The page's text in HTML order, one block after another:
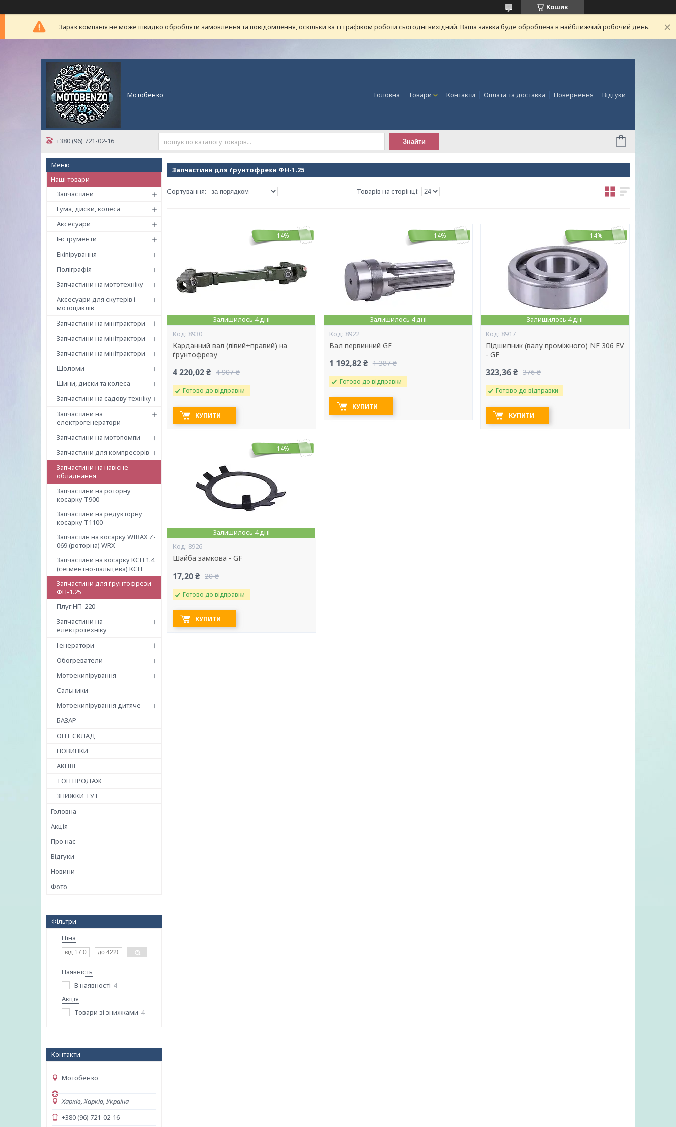
Кошик
Зараз компанія не може швидко обробляти замовлення та повідомлення, оскільки за її графіком роботи сьогодні вихідний. Ваша заявка буде оброблена в найближчий робочий день.
Мотобензо Головна Товари Контакти Оплата та доставка Повернення Відгуки
+380 (96) 721-02-16 Знайти
Наші товари
Запчастини
Гума, диски, колеса
Аксесуари
Інструменти
Екіпірування
Поліграфія
Запчастини на мототехніку
Аксесуари для скутерів і
мотоциклів
Запчастини на мінітрактори
Запчастини на мінітрактори
Запчастини на мінітрактори
Шоломи
Шини, диски та колеса
Запчастини на садову техніку
Запчастини на
електрогенератори
Запчастини на мотопомпи
Запчастини для компресорів
Запчастини на навісне
обладнання
Запчастини на роторну
косарку Т900
Запчастини на редукторну
косарку Т1100
Запчастин на косарку WIRAX Z-
069 (роторна) WRX
Запчастини на косарку КСН 1.4
(сегментно-пальцева) КСН
Запчастини для ґрунтофрези
ФН-1.25
Плуг НП-220
Запчастини на
електротехніку
Генератори
Обогреватели
Мотоекипірування
Сальники
Мотоекипірування дитяче
БАЗАР
ОПТ СКЛАД
НОВИНКИ
АКЦІЯ
ТОП ПРОДАЖ
ЗНИЖКИ ТУТ
Головна
Акція
Про нас
Відгуки
Новини
Фото
Фільтри
Ціна
Наявність
В наявності 4
Акція
Товари зі знижками 4
Контакти
Мотобензо
Харків, Харків, Україна
+380 (96) 721-02-16
Запчастини для ґрунтофрези ФН-1.25
–14%
Залишилось 4 дні
8930
Карданний вал (лівий+правий) на
ґрунтофрезу
4 220,02 ₴ 4 907 ₴
Готово до відправки
КУПИТИ
–14%
Залишилось 4 дні
8922
Вал первинний GF
1 192,82 ₴ 1 387 ₴
Готово до відправки
КУПИТИ
–14%
Залишилось 4 дні
8917
Підшипник (валу проміжного) NF 306 EV
- GF
323,36 ₴ 376 ₴
Готово до відправки
КУПИТИ
–14%
Залишилось 4 дні
8926
Шайба замкова - GF
17,20 ₴ 20 ₴
Готово до відправки
КУПИТИ